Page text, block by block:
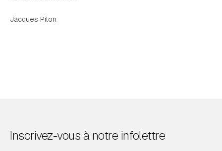
Jacques Pilon
Inscrivez-vous à notre infolettre